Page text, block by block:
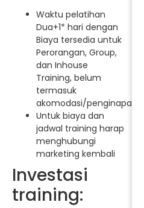
Waktu pelatihan
Dua+1* hari dengan
Biaya tersedia untuk
Perorangan, Group,
dan Inhouse
Training, belum
termasuk
akomodasi/penginapan.
Untuk biaya dan
jadwal training harap
menghubungi
marketing kembali
Investasi
training: